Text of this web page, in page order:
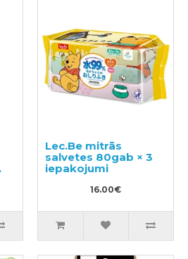
Lec.Be mitrās
salvetes 80gab × 3
iepakojumi
16.00€